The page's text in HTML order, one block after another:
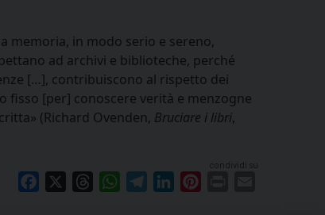
memoria, in modo serio e sereno,
ad archivi e biblioteche, perché
[…], contribuiscono al rispetto dei
[per] conoscere verità e menzogne
(Richard Ovenden, Bruciare i libri,
condividi su
Facebook ThreadsWhatsAppTelegramLinkedIn